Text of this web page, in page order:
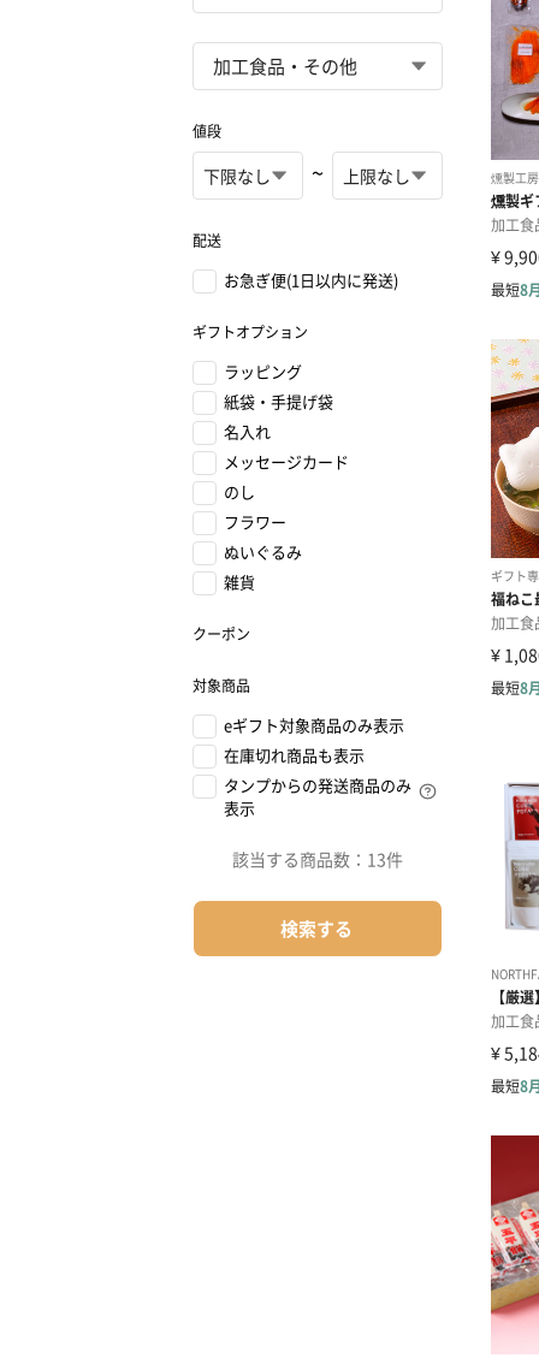
値段
~
配送
お急ぎ便(1日以内に発送)
ギフトオプション
ラッピング
紙袋・手提げ袋
名入れ
メッセージカード
のし
フラワー
ぬいぐるみ
雑貨
クーポン
対象商品
eギフト対象商品のみ表示
在庫切れ商品も表示
タンプからの発送商品のみ
表示
該当する商品数： 13件
検索する